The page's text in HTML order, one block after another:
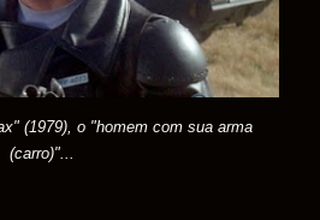
(1979), o "homem com sua arma
(carro)"...